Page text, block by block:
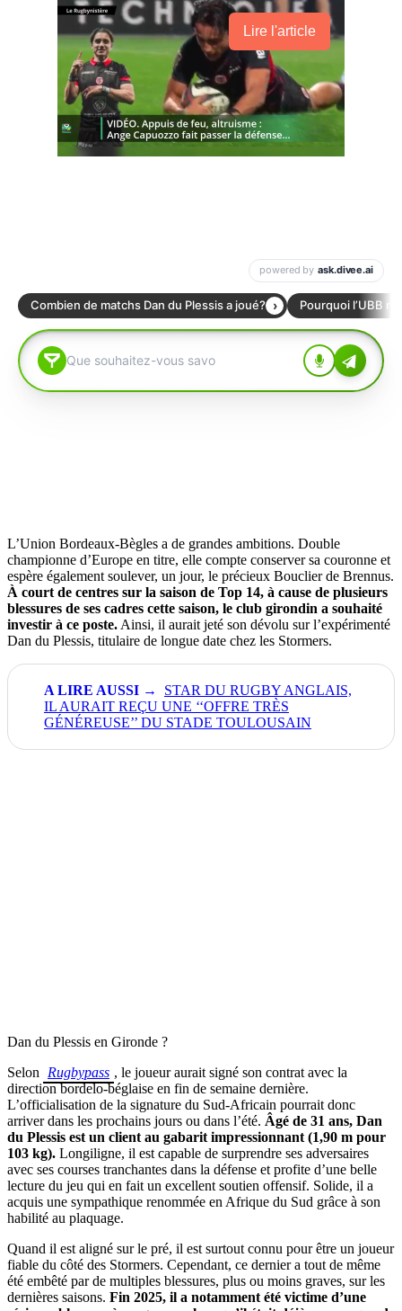
Lire l'article
L’Union Bordeaux-Bègles a de grandes ambitions. Double
championne d’Europe en titre, elle compte conserver sa couronne et
espère également soulever, un jour, le précieux Bouclier de Brennus.
À court de centres sur la saison de Top 14, à cause de plusieurs
blessures de ses cadres cette saison, le club girondin a souhaité
investir à ce poste. Ainsi, il aurait jeté son dévolu sur l’expérimenté
Dan du Plessis, titulaire de longue date chez les Stormers.
STAR DU RUGBY ANGLAIS,
IL AURAIT REÇU UNE ‘‘OFFRE TRÈS
GÉNÉREUSE’’ DU STADE TOULOUSAIN
Dan du Plessis en Gironde ?
Selon
Rugbypass , le joueur aurait signé son contrat avec la
direction bordelo-béglaise en fin de semaine dernière.
L’officialisation de la signature du Sud-Africain pourrait donc
arriver dans les prochains jours ou dans l’été. Âgé de 31 ans, Dan
du Plessis est un client au gabarit impressionnant (1,90 m pour
103 kg). Longiligne, il est capable de surprendre ses adversaires
avec ses courses tranchantes dans la défense et profite d’une belle
lecture du jeu qui en fait un excellent soutien offensif. Solide, il a
acquis une sympathique renommée en Afrique du Sud grâce à son
habilité au plaquage.
Quand il est aligné sur le pré, il est surtout connu pour être un joueur
fiable du côté des Stormers. Cependant, ce dernier a tout de même
été embêté par de multiples blessures, plus ou moins graves, sur les
dernières saisons. Fin 2025, il a notamment été victime d’une